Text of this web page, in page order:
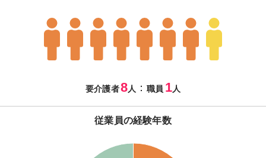
要介護者8人 ：職員 1人
従業員の経験年数